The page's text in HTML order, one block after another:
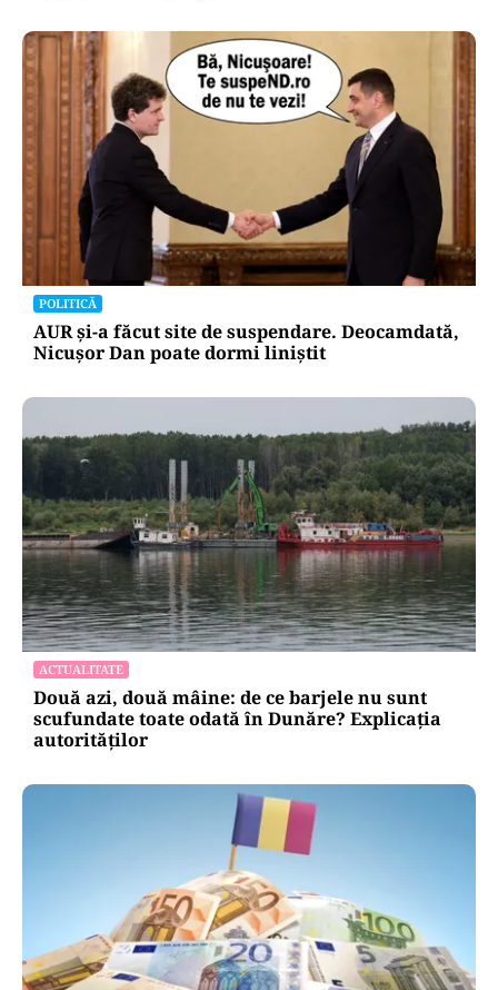
POLITICĂ
AUR și-a făcut site de suspendare. Deocamdată,
Nicușor Dan poate dormi liniștit
ACTUALITATE
Două azi, două mâine: de ce barjele nu sunt
scufundate toate odată în Dunăre? Explicația
autorităților